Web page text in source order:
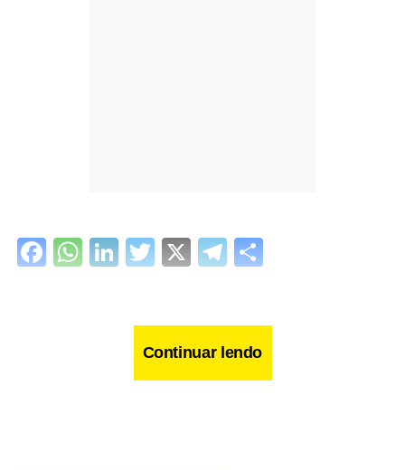
Facebook
WhatsApp
LinkedIn
Twitter
X Telegram
Continuar lendo